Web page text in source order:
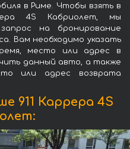
в Риме. Чтобы взять в
4S Кабриолет, мы
на бронирование
Вам необходимо указать
место или адрес в
данный авто, а также
или адрес возврата
911 Каррера 4S